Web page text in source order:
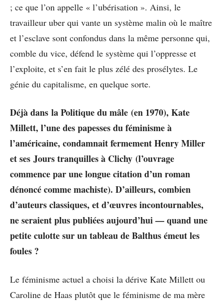
; ce que l’on appelle « l’ubérisation ». Ainsi, le
travailleur uber qui vante un système malin où le maître
et l’esclave sont confondus dans la même personne qui,
comble du vice, défend le système qui l’oppresse et
l’exploite, et s’en fait le plus zélé des prosélytes. Le
génie du capitalisme, en quelque sorte.
Déjà dans la Politique du mâle (en 1970), Kate
Millett, l’une des papesses du féminisme à
l’américaine, condamnait fermement Henry Miller
et ses Jours tranquilles à Clichy (l’ouvrage
commence par une longue citation d’un roman
dénoncé comme machiste). D’ailleurs, combien
d’auteurs classiques, et d’œuvres incontournables,
ne seraient plus publiées aujourd’hui — quand une
petite culotte sur un tableau de Balthus émeut les
foules ?
Le féminisme actuel a choisi la dérive Kate Millett ou
Caroline de Haas plutôt que le féminisme de ma mère